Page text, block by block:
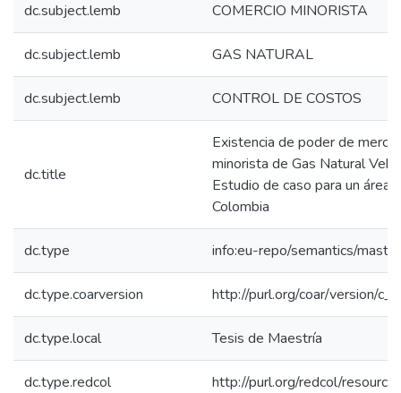
dc.subject.lemb COMERCIO MINORISTA
dc.subject.lemb GAS NATURAL
dc.subject.lemb CONTROL DE COSTOS
dc.title
Existencia de poder de
minorista de Gas Natural
Estudio de caso para un área
Colombia
dc.type info:eu-repo/semantics/
dc.type.coarversion http://purl.org/coar/version/
dc.type.local Tesis de Maestría
dc.type.redcol http://purl.org/redcol/